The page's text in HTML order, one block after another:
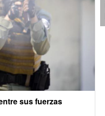
sus fuerzas